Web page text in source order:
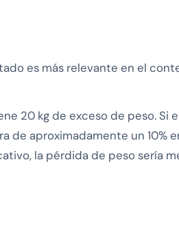
es más relevante en el
20 kg de exceso de peso. Si
de aproximadamente un 10%
la pérdida de peso sería